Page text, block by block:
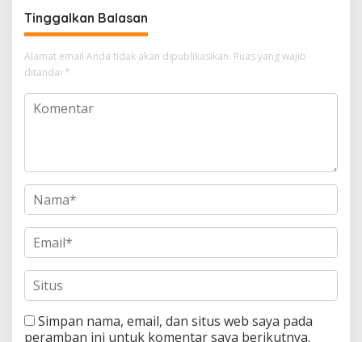
Tinggalkan Balasan
Alamat email Anda tidak akan dipublikasikan. Ruas yang wajib
ditandai *
Simpan nama, email, dan situs web saya pada
peramban ini untuk komentar saya berikutnya.